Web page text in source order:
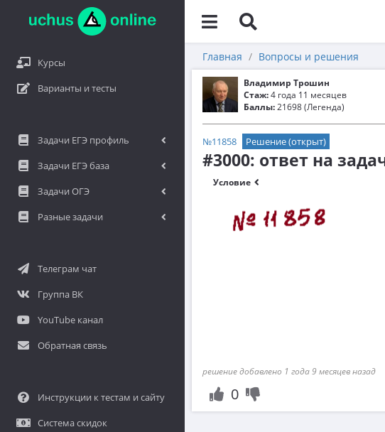
Курсы
Варианты и тесты
Задачи ЕГЭ профиль
Задачи ЕГЭ база
Задачи ОГЭ
Разные задачи
Телеграм чат
Группа ВК
YouTube канал
Обратная связь
Инструкции к тестам и сайту
Система скидок
Главная Вопросы и решения
Владимир Трошин
Стаж:4 года 11 месяцев
Баллы:21698 (Легенда)
№11858 Решение (открыт)
#3000: ответ на
Условие
решение добавлено 1 года 9 месяцев назад
0